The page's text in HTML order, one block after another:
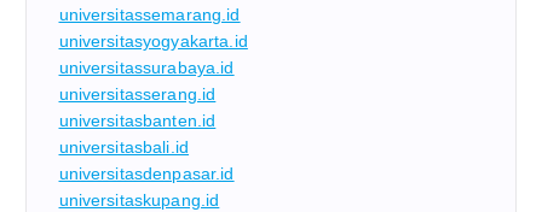
universitassemarang.id
universitasyogyakarta.id
universitassurabaya.id
universitasserang.id
universitasbanten.id
universitasbali.id
universitasdenpasar.id
universitaskupang.id